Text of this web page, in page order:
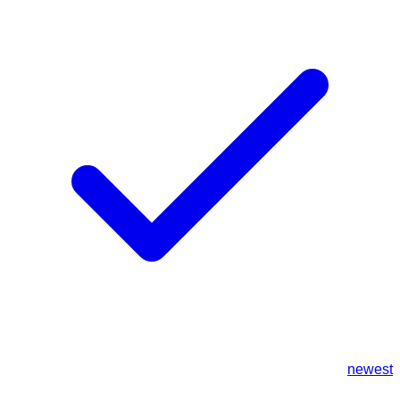
newest